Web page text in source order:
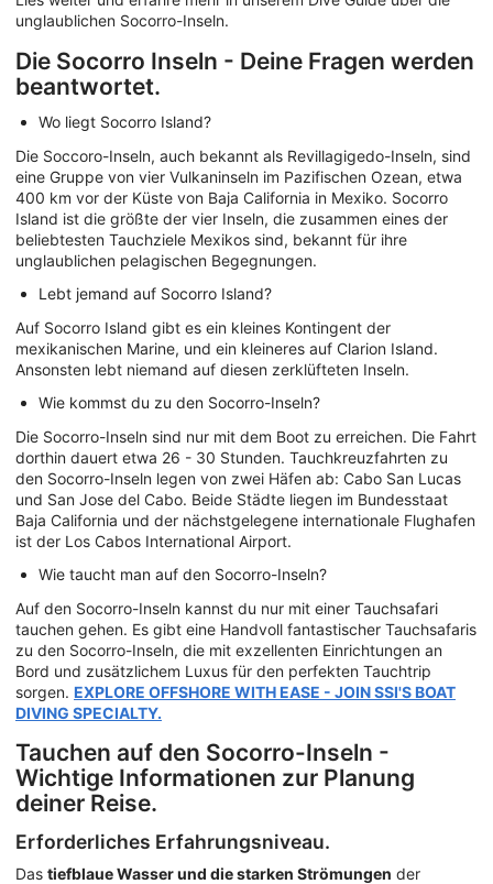
unglaublichen Socorro-Inseln.
Die Socorro Inseln - Deine Fragen werden
beantwortet.
Wo liegt Socorro Island?
Die Soccoro-Inseln, auch bekannt als Revillagigedo-Inseln, sind
eine Gruppe von vier Vulkaninseln im Pazifischen Ozean, etwa
400 km vor der Küste von Baja California in Mexiko. Socorro
Island ist die größte der vier Inseln, die zusammen eines der
beliebtesten Tauchziele Mexikos sind, bekannt für ihre
unglaublichen pelagischen Begegnungen.
Lebt jemand auf Socorro Island?
Auf Socorro Island gibt es ein kleines Kontingent der
mexikanischen Marine, und ein kleineres auf Clarion Island.
Ansonsten lebt niemand auf diesen zerklüfteten Inseln.
Wie kommst du zu den Socorro-Inseln?
Die Socorro-Inseln sind nur mit dem Boot zu erreichen. Die Fahrt
dorthin dauert etwa 26 - 30 Stunden. Tauchkreuzfahrten zu
den Socorro-Inseln legen von zwei Häfen ab: Cabo San Lucas
und San Jose del Cabo. Beide Städte liegen im Bundesstaat
Baja California und der nächstgelegene internationale Flughafen
ist der Los Cabos International Airport.
Wie taucht man auf den Socorro-Inseln?
Auf den Socorro-Inseln kannst du nur mit einer Tauchsafari
tauchen gehen. Es gibt eine Handvoll fantastischer Tauchsafaris
zu den Socorro-Inseln, die mit exzellenten Einrichtungen an
Bord und zusätzlichem Luxus für den perfekten Tauchtrip
sorgen. EXPLORE OFFSHORE WITH EASE - JOIN SSI'S BOAT
DIVING SPECIALTY.
Tauchen auf den Socorro-Inseln -
Wichtige Informationen zur Planung
deiner Reise.
Erforderliches Erfahrungsniveau.
Das tiefblaue Wasser und die starken Strömungen der